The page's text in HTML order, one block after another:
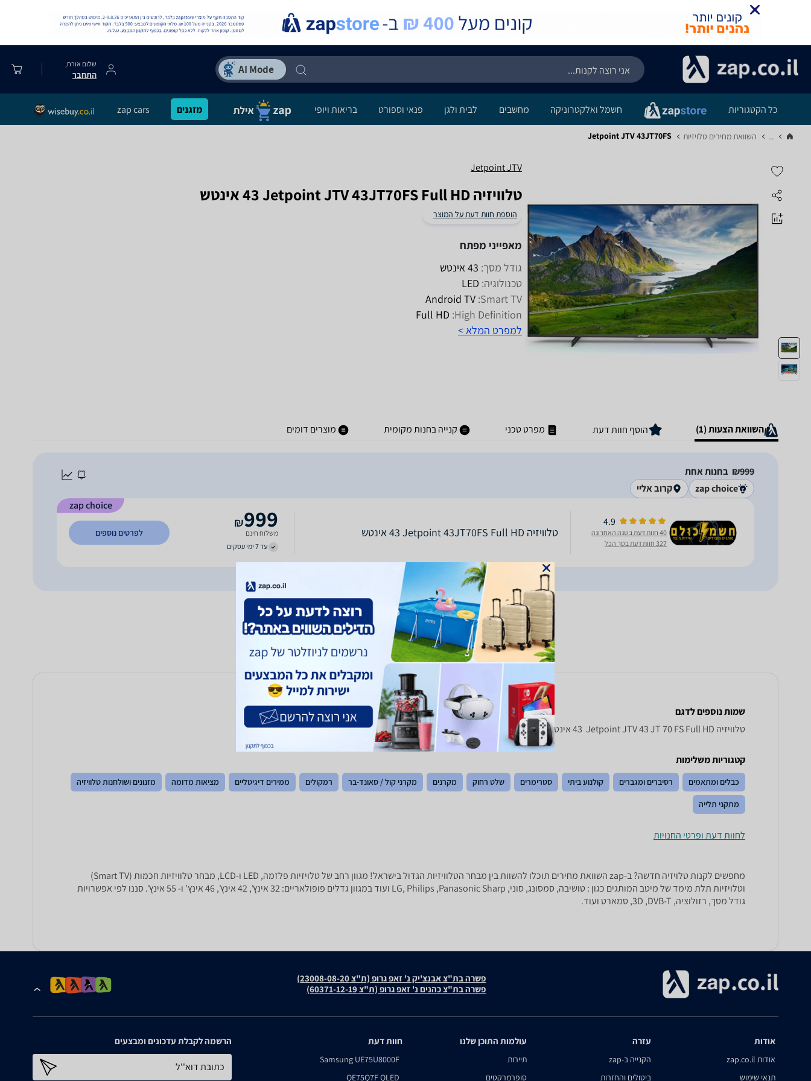
שלום אורח,
התחבר
כל הקטגוריות חשמל ואלקטרוניקה מחשבים לבית ולגן פנאי וספורט בריאות ויופי מזגנים zap cars
... השוואת מחירים טלויזיות‏ Jetpoint JTV 43JT70FS
Jetpoint JTV
טלוויזיה Jetpoint JTV 43JT70FS Full HD ‏43 ‏אינטש
הוספת חוות דעת על המוצר
מאפייני מפתח
גודל מסך: 43 אינטש
טכנולוגיה: LED
Smart TV:
Android TV
High Definition:
Full HD
למפרט המלא >
השוואת הצעות (1) הוסף חוות דעת מפרט טכני קנייה בחנות מקומית מוצרים דומים
999‏₪
בחנות אחת
zap choice
קרוב אליי
zap choice
4.9
40 חוות דעת בשנה האחרונה
327 חוות דעת בסך הכל
טלוויזיה Jetpoint 43JT70FS Full HD ‏43 ‏אינטש 999
₪
משלוח חינם
עד 7 ימי עסקים
לפרטים נוספים
שמות נוספים לדגם
טלוויזיה Jetpoint JTV 43 JT 70 FS Full HD ‏ 43 ‏אינטש, 43JT70FS Jetpoint JTV , Jetpoint JTV 43JT70FS
קטגוריות משלימות
כבלים ומתאמים רסיברים ומגברים קולנוע ביתי סטרימרים שלט רחוק מקרנים מקרני קול / סאונד-בר רמקולים ממירים דיגיטליים מציאות מדומה מזנונים ושולחנות טלוויזיה
מתקני תלייה
לחוות דעת ופרטי החנויות
מחפשים לקנות טלויזיה חדשה? ב-zap השוואת מחירים תוכלו להשוות בין מבחר הטלוויזיות הגדול בישראל! מגוון רחב של טלויזיות פלזמה, LED ו-LCD, מבחר טלוויזיות חכמות (Smart TV)
וטלויזיות תלת מימד של מיטב המותגים כגון : טושיבה, סמסונג, סוני, LG, Philips ,Panasonic Sharp ועוד במגוון גדלים פופולאריים: 32 אינץ', 42 אינץ', 46 אינץ' ו- 55 אינץ'. סננו לפי אפשרויות
גודל מסך, רזולוציה, 3D ,DVB-T, סמארט ועוד.
פשרה בת"צ אבנצ'יק נ' זאפ גרופ (ת"צ 23008-08-20)
פשרה בת"צ כהנים נ' זאפ גרופ (ת"צ 60371-12-19)
אודות
אודות zap.co.il
תנאי שימוש
עזרה
הקנייה ב-zap
ביטולים והחזרות
עולמות התוכן שלנו
תיירות
סופרמרקטים
חוות דעת
Samsung UE75U8000F
QE75Q7F QLED
הרשמה לקבלת עדכונים ומבצעים
כתובת דוא''ל